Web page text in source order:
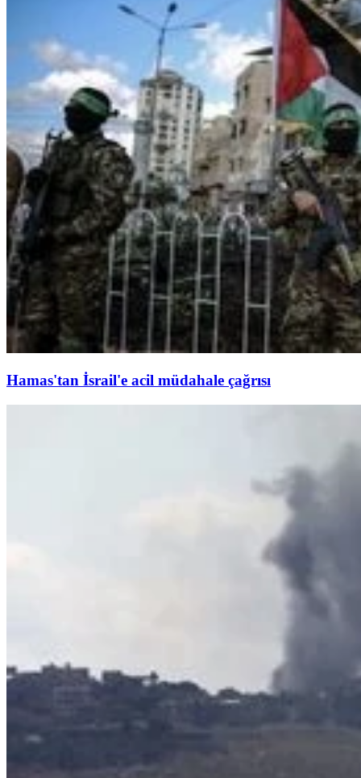
Hamas'tan İsrail'e acil müdahale çağrısı